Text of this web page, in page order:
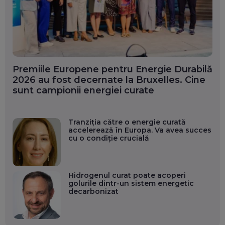
Premiile Europene pentru Energie Durabilă
2026 au fost decernate la Bruxelles. Cine
sunt campionii energiei curate
Tranziția către o energie curată
accelerează în Europa. Va avea succes
cu o condiție crucială
Hidrogenul curat poate acoperi
golurile dintr-un sistem energetic
decarbonizat